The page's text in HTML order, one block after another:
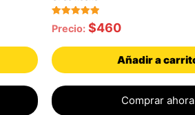
Valorado
con
de 5
Precio: $460
Añadir a
Comprar ahora